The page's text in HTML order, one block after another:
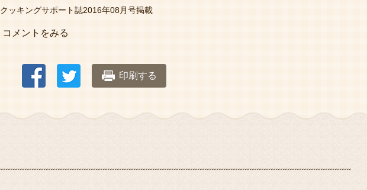
クッキングサポート誌2016年08月号掲載
コメントをみる
印刷する